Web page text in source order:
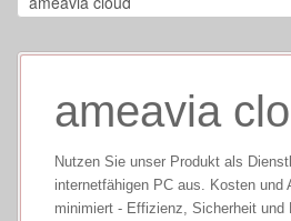
ameavia
Nutzen Sie unser Produkt als
internetfähigen PC aus. Kosten und
minimiert - Effizienz, Sicherheit und